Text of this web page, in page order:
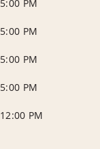
5:00 PM
5:00 PM
5:00 PM
5:00 PM
12:00 PM